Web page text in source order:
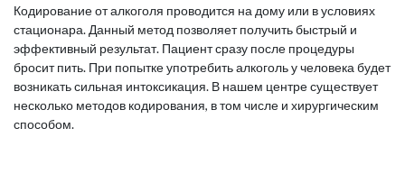
Кодирование от алкоголя проводится на дому или в условиях
стационара. Данный метод позволяет получить быстрый и
эффективный результат. Пациент сразу после процедуры
бросит пить. При попытке употребить алкоголь у человека будет
возникать сильная интоксикация. В нашем центре существует
несколько методов кодирования, в том числе и хирургическим
способом.